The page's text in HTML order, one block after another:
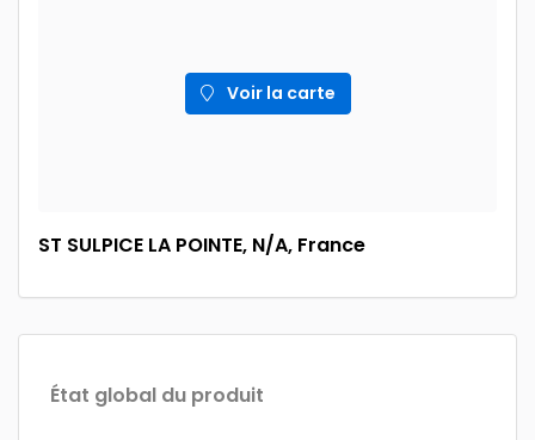
Voir la carte
ST SULPICE LA POINTE, N/A, France
État global du produit